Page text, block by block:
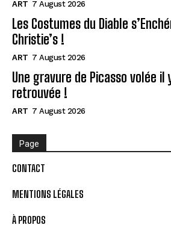
ART 7 August 2026
Les Costumes du Diable
Christie’s !
ART 7 August 2026
Une gravure de Picasso volée il
retrouvée !
ART 7 August 2026
Page
CONTACT
MENTIONS LÉGALES
À PROPOS